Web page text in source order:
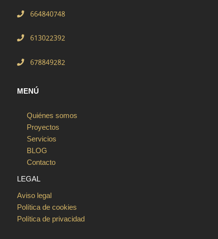
664840748
613022392
678849282
MENÚ
Quiénes somos
Proyectos
Servicios
BLOG
Contacto
LEGAL
Aviso legal
Política de cookies
Política de privacidad